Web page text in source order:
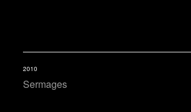
Sermages
2010